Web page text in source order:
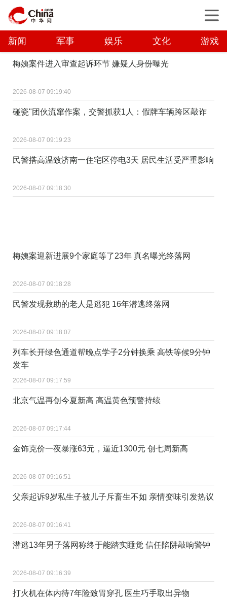
新闻 军事 娱乐 文化 游戏
梅姨案件进入审查起诉环节 嫌疑人身份曝光
2026-08-07 09:19:40
碰瓷"团伙流窜作案，交警抓获1人：假牌车辆跨区敲诈
2026-08-07 09:19:23
民警搭高温致济南一住宅区停电3天 居民生活受严重影响
2026-08-07 09:18:30
梅姨案迎新进展9个家庭等了23年 真名曝光终落网
2026-08-07 09:18:28
民警发现救助的老人是逃犯 16年潜逃终落网
2026-08-07 09:18:07
列车长开绿色通道帮晚点学子2分钟换乘 高铁等候9分钟
发车
2026-08-07 09:17:59
北京气温再创今夏新高 高温黄色预警持续
2026-08-07 09:17:44
金饰克价一夜暴涨63元，逼近1300元 创七周新高
2026-08-07 09:16:51
父亲起诉9岁私生子被儿子斥畜生不如 亲情变味引发热议
2026-08-07 09:16:41
潜逃13年男子落网称终于能踏实睡觉 信任陷阱敲响警钟
2026-08-07 09:16:39
打火机在体内待7年险致胃穿孔 医生巧手取出异物